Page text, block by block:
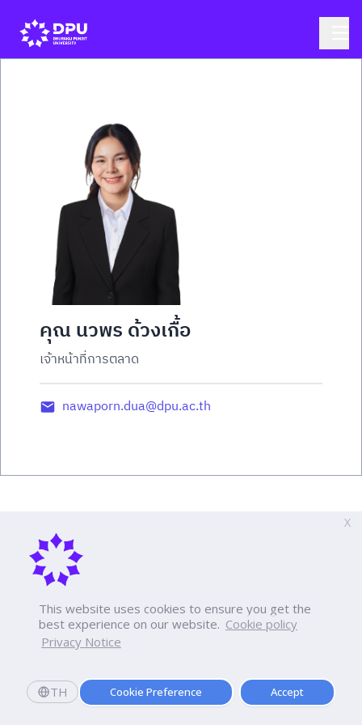
This website uses cookies to ensure you get the
best experience on our website. Cookie policy
Privacy Notice
TH Cookie Preference Accept
X
คุณ นวพร ด้วงเกื้อ
เจ้าหน้าที่การตลาด
nawaporn.dua@dpu.ac.th